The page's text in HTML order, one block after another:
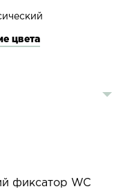
цвета
фиксатор WC